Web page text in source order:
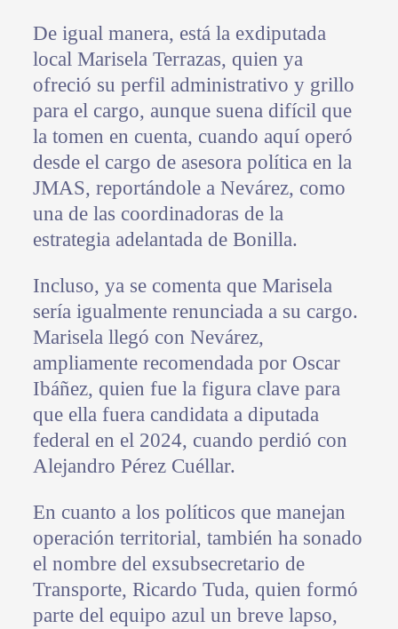
De igual manera, está la exdiputada
local Marisela Terrazas, quien ya
ofreció su perfil administrativo y grillo
para el cargo, aunque suena difícil que
la tomen en cuenta, cuando aquí operó
desde el cargo de asesora política en la
JMAS, reportándole a Nevárez, como
una de las coordinadoras de la
estrategia adelantada de Bonilla.
Incluso, ya se comenta que Marisela
sería igualmente renunciada a su cargo.
Marisela llegó con Nevárez,
ampliamente recomendada por Oscar
Ibáñez, quien fue la figura clave para
que ella fuera candidata a diputada
federal en el 2024, cuando perdió con
Alejandro Pérez Cuéllar.
En cuanto a los políticos que manejan
operación territorial, también ha sonado
el nombre del exsubsecretario de
Transporte, Ricardo Tuda, quien formó
parte del equipo azul un breve lapso,